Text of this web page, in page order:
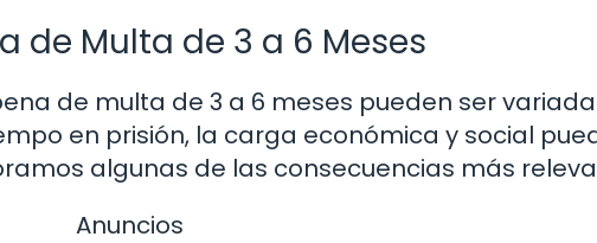
de Multa de 3 a 6 Meses
de multa de 3 a 6 meses pueden ser
en prisión, la carga económica y social
algunas de las consecuencias más
Anuncios